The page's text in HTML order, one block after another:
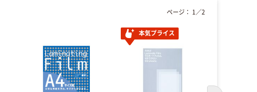
本気プライス
ページ： 1 ／2